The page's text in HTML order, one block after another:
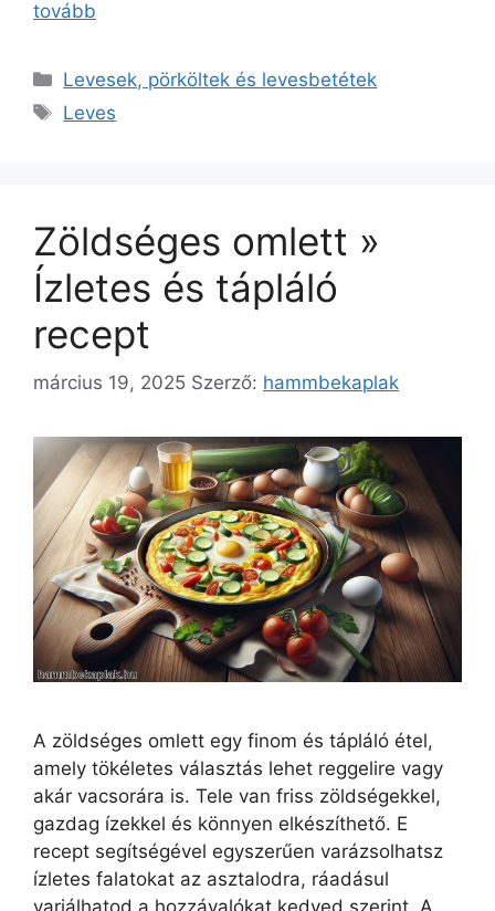
tovább
Kategória
Levesek, pörköltek és levesbetétek
Címkék
Leves
Zöldséges omlett »
Ízletes és tápláló
recept
március 19, 2025 Szerző: hammbekaplak
A zöldséges omlett egy finom és tápláló étel,
amely tökéletes választás lehet reggelire vagy
akár vacsorára is. Tele van friss zöldségekkel,
gazdag ízekkel és könnyen elkészíthető. E
recept segítségével egyszerűen varázsolhatsz
ízletes falatokat az asztalodra, ráadásul
variálhatod a hozzávalókat kedved szerint. A